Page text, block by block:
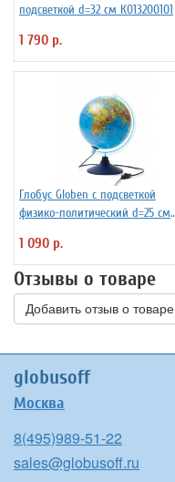
подсветкой d=32 см К013200101
1 790 р.
Глобус Globen с подсветкой
физико-политический d=25 см
1 090 р.
Отзывы о товаре
Добавить отзыв о товаре
globusoff
Москва
8(495)989-51-22
sales@globusoff.ru